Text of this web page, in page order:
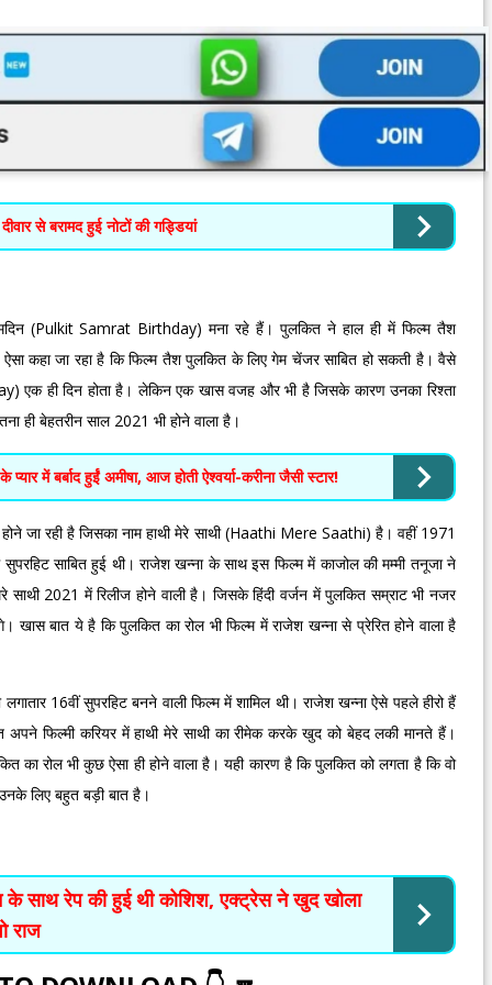
से बरामद हुई नोटों की गड्डियां
(Pulkit Samrat Birthday) मना रहे हैं। पुलकित ने हाल ही में फिल्म तैश
कहा जा रहा है कि फिल्म तैश पुलकित के लिए गेम चेंजर साबित हो सकती है। वैसे
एक ही दिन होता है। लेकिन एक खास वजह और भी है जिसके कारण उनका रिश्ता
ही बेहतरीन साल 2021 भी होने वाला है।
में बर्बाद हुईं अमीषा, आज होती ऐश्वर्या-करीना जैसी स्टार!
जा रही है जिसका नाम हाथी मेरे साथी (Haathi Mere Saathi) है। वहीं 1971
साबित हुई थी। राजेश खन्ना के साथ इस फिल्म में काजोल की मम्मी तनूजा ने
2021 में रिलीज होने वाली है। जिसके हिंदी वर्जन में पुलकित सम्राट भी नजर
खास बात ये है कि पुलकित का रोल भी फिल्म में राजेश खन्ना से प्रेरित होने वाला है
16वीं सुपरहिट बनने वाली फिल्म में शामिल थी। राजेश खन्ना ऐसे पहले हीरो हैं
फिल्मी करियर में हाथी मेरे साथी का रीमेक करके खुद को बेहद लकी मानते हैं।
का रोल भी कुछ ऐसा ही होने वाला है। यही कारण है कि पुलकित को लगता है कि वो
लिए बहुत बड़ी बात है।
साथ रेप की हुई थी कोशिश, एक्ट्रेस ने खुद खोला
राज